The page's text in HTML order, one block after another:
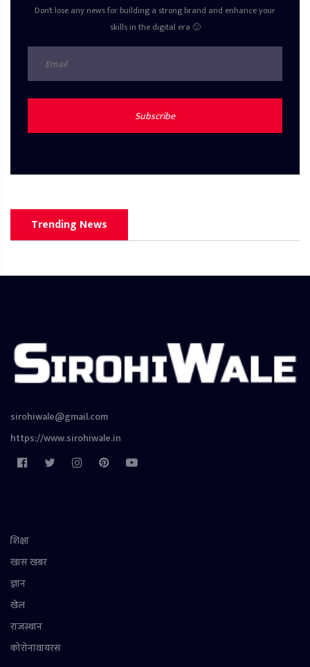
Don't lose any news for building a strong brand and enhance your
skills in the digital era 🙂
Subscribe
Trending News
sirohiwale@gmail.com
https://www.sirohiwale.in
शिक्षा
खास खबर
ज्ञान
खेल
राजस्थान
कोरोनावायरस